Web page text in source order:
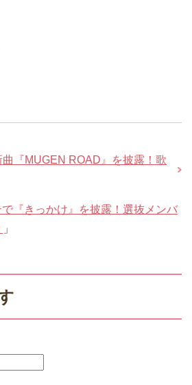
『MUGEN ROAD』を披露！歌
『きっかけ』を披露！選抜メンバ
」